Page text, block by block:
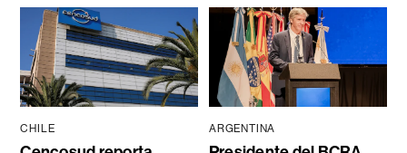
CHILE ARGENTINA